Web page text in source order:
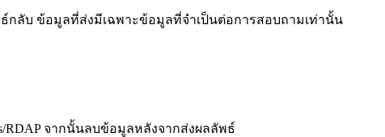
กลับ ข้อมูลที่ส่งมีเฉพาะข้อมูลที่จำเป็นต่อการสอบถามเท่านั้น
RDAP จากนั้นลบข้อมูลหลังจากส่งผลลัพธ์